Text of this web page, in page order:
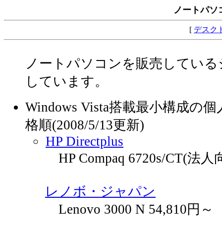
ノートパソ
[ デスク
ノートパソコンを販売してい
しています。
Windows Vista搭載最小構成の
格順(2008/5/13更新)
HP Directplus
HP Compaq 6720s/CT(法人
レノボ・ジャパン
Lenovo 3000 N 54,810円～